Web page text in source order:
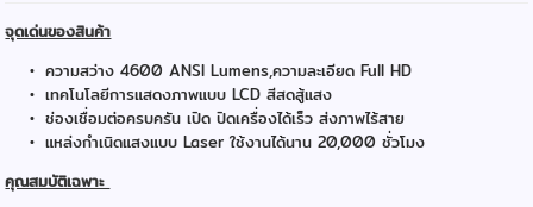
จุดเด่นของสินค้า
ความสว่าง 4600 ANSI Lumens,ความละเอียด Full HD
เทคโนโลยีการแสดงภาพแบบ LCD สีสดสู้แสง
ช่องเชื่อมต่อครบครัน เปิด ปิดเครื่องได้เร็ว ส่งภาพไร้สาย
แหล่งกำเนิดแสงแบบ Laser ใช้งานได้นาน 20,000 ชั่วโมง
คุณสมบัติเฉพาะ